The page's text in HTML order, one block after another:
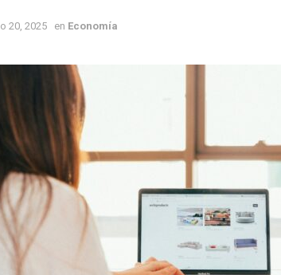
20, 2025 en Economía